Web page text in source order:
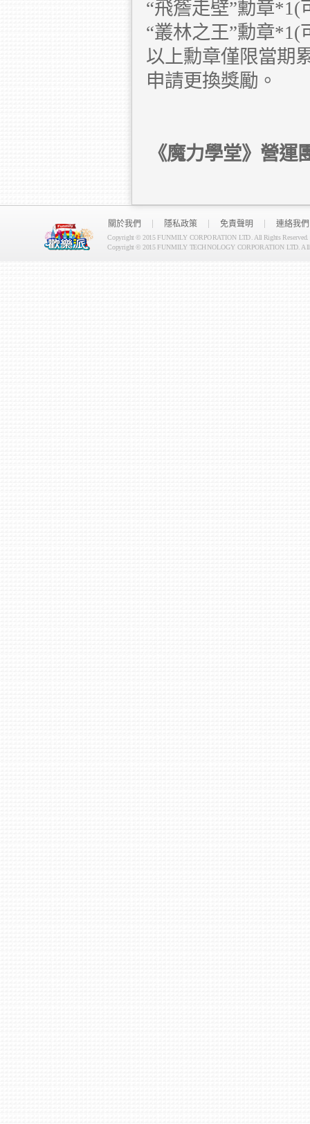
“飛簷走壁”勳章
“叢林之王”勳章
以上勳章僅限當期
申請更換獎勵。
《魔力學堂》營運
關於我們 隱私政策 免責聲明 連絡我們
Copyright © 2015 FUNMILY CORPORATION LTD. All Rights Reserved.
Copyright © 2015 FUNMILY TECHNOLOGY CORPORATION LTD. All